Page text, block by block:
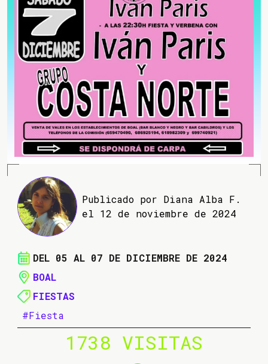
Publicado por Diana Alba F.
el 12 de noviembre de 2024
DEL 05 AL 07 DE DICIEMBRE DE 2024
BOAL
FIESTAS
#Fiesta
1738 VISITAS